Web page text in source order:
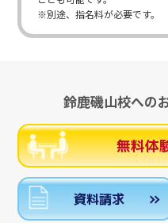
※別途、指名料が必要です。
鈴鹿磯山校への
無料体
資料請求